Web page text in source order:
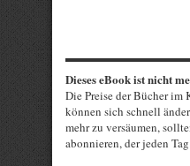
Dieses eBook ist nicht
Die Preise der Bücher
können sich schnell
mehr zu versäumen,
abonnieren, der jeden